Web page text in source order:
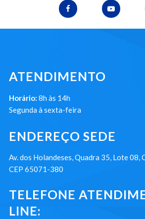
ATENDIMENTO
Horário: 8h às 14h
Segunda à sexta-feira
ENDEREÇO SEDE
Av. dos Holandeses, Quadra 35, Lote 08,
CEP 65071-380
TELEFONE
LINE: